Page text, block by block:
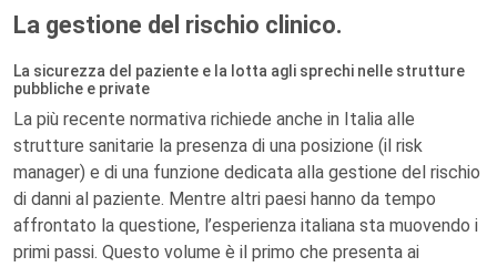
La gestione del rischio clinico.
La sicurezza del paziente e la lotta agli sprechi nelle strutture
pubbliche e private
La più recente normativa richiede anche in Italia alle
strutture sanitarie la presenza di una posizione (il risk
manager) e di una funzione dedicata alla gestione del rischio
di danni al paziente. Mentre altri paesi hanno da tempo
affrontato la questione, l’esperienza italiana sta muovendo i
primi passi. Questo volume è il primo che presenta ai